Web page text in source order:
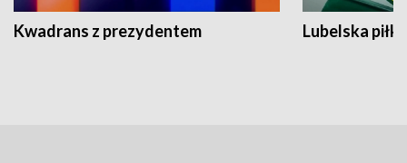
Kwadrans z prezydentem Lubelska piłka